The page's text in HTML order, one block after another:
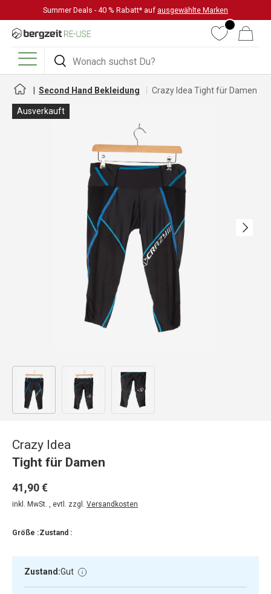
DIREKT ZUM INHALT
Summer Deals - 40 % Rabatt* auf ausgewählte Marken
Suchen
Suchen
WunschlisteWarenkorb
Menü
Second Hand Bekleidung Crazy Idea Tight für Damen
Ausverkauft
Nächste
Bild 1 in Galerieansicht laden
Crazy Idea
Tight für Damen
41,90 €
inkl. MwSt. , evtl. zzgl. Versandkosten
Größe :Zustand :
Zustand:Gut